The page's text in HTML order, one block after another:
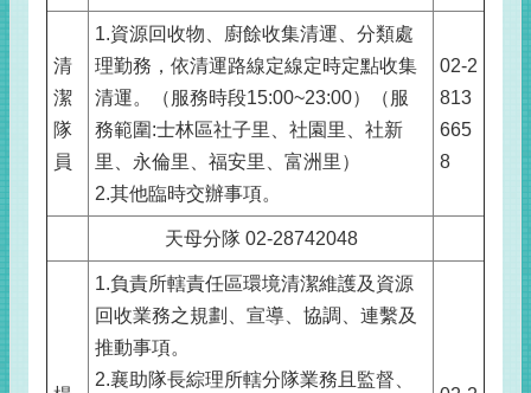
清
潔
隊
員
1.資源回收物、廚餘收集清運、分類處
理勤務，依清運路線定線定時定點收集
清運。（服務時段15:00~23:00）（服
務範圍:士林區社子里、社園里、社新
里、永倫里、福安里、富洲里）
2.其他臨時交辦事項。
02-2
813
665
8
天母分隊 02-28742048
1.負責所轄責任區環境清潔維護及資源
回收業務之規劃、宣導、協調、連繫及
推動事項。
2.襄助隊長綜理所轄分隊業務且監督、